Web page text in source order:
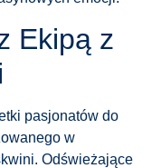
Ekipą z
pasjonatów do
w
Odświeżające